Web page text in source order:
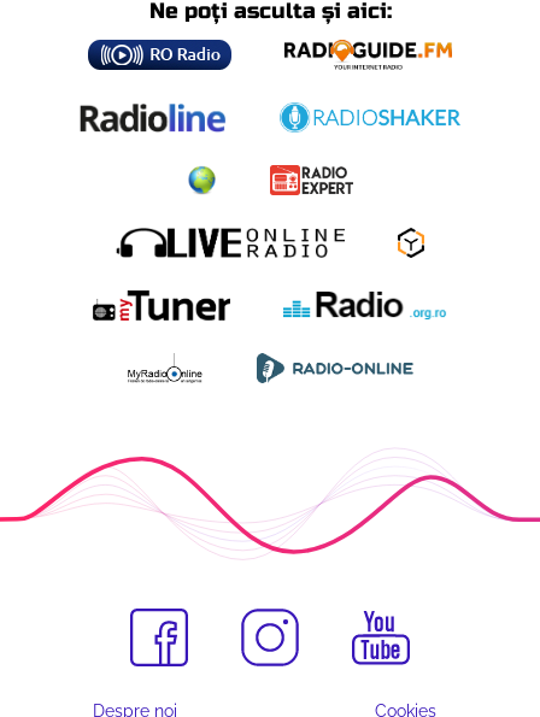
Ne poți asculta și aici:
Despre noi Cookies